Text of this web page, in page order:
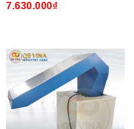
7.630.000₫